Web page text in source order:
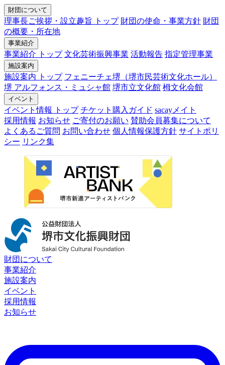
財団について
理事長ご挨拶・設立趣旨 トップ 財団の使命・事業方針 財団
の概要・所在地
事業紹介
事業紹介 トップ 文化芸術振興事業 活動報告 指定管理事業
施設案内
施設案内 トップ フェニーチェ堺（堺市民芸術文化ホール）
堺 アルフォンス・ミュシャ館 堺市立文化館 栂文化会館
イベント
イベント情報 トップ チケット購入ガイド sacayメイト
採用情報 お知らせ ご寄付のお願い 賛助会員募集について
よくあるご質問 お問い合わせ 個人情報保護方針 サイトポリ
シー リンク集
財団について
事業紹介
施設案内
イベント
採用情報
お知らせ